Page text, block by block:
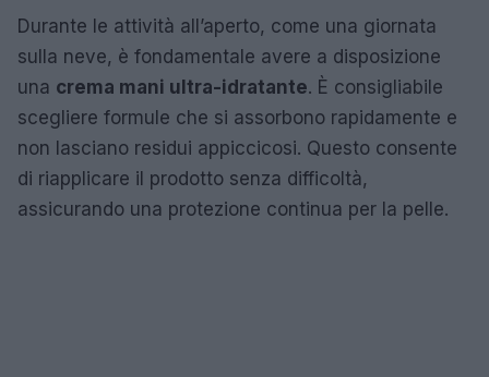
Durante le attività all’aperto, come una giornata
sulla neve, è fondamentale avere a disposizione
una crema mani ultra-idratante. È consigliabile
scegliere formule che si assorbono rapidamente e
non lasciano residui appiccicosi. Questo consente
di riapplicare il prodotto senza difficoltà,
assicurando una protezione continua per la pelle.